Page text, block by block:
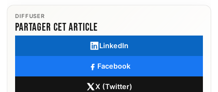
DIFFUSER
Partager cet article
LinkedIn
Facebook
X (Twitter)